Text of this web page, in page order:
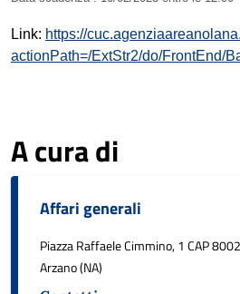
Link: https://
actionPath=/ExtStr2/do/FrontEnd/
A cura di
Affari generali
Piazza Raffaele Cimmino, 1 CAP
Arzano (NA)